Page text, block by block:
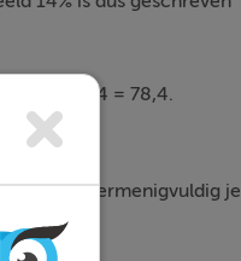
560 · 0,14 = 78,4.
is, vermenigvuldig je